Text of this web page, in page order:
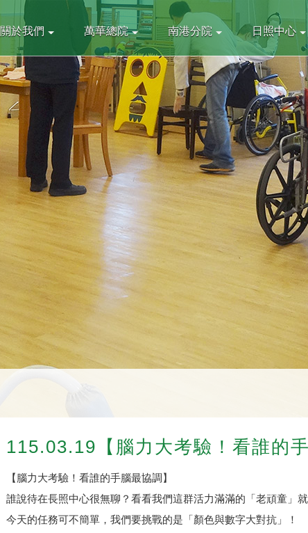
關於我們 萬華總院 南港分院 日照中心
115.03.19【腦力大考驗！看誰的
【腦力大考驗！看誰的手腦最協調】
誰說待在長照中心很無聊？看看我們這群活力滿滿的「老頑童」
今天的任務可不簡單，我們要挑戰的是「顏色與數字大對抗」！